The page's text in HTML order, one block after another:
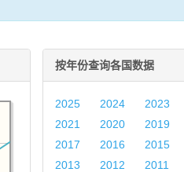
按年份查询各国数据
2025 2024 2023
2021
2020 2019
2017
2016 2015
2013
2012 2011